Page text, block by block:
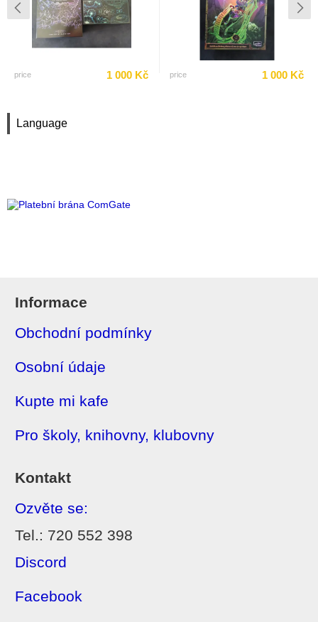
Language
price 1 000 Kč price 1 000 Kč
Informace
Obchodní podmínky
Osobní údaje
Kupte mi kafe
Pro školy, knihovny, klubovny
Kontakt
Ozvěte se:
Tel.: 720 552 398
Discord
Facebook